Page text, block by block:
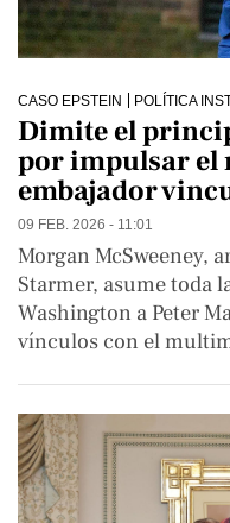
CASO EPSTEIN POLÍTICA
Dimite el
por impulsar el
embajador
09 FEB. 2026 - 11:01
Morgan McSweeney,
Starmer, asume toda
Washington a Peter
vínculos con el